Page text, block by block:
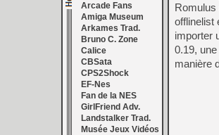
Arcade Fans
Amiga Museum
Arkames Trad.
Bruno C. Zone
Calice
CBSata
CPS2Shock
EF-Nes
Fan de la NES
GirlFriend Adv.
Landstalker Trad.
Musée Jeux Vidéos
Romulus
offlinelist
importer
0.19,
manière